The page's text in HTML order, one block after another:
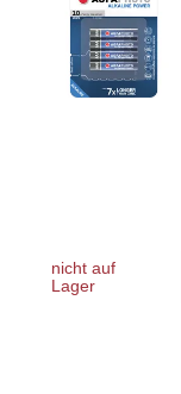
nicht auf
Lager